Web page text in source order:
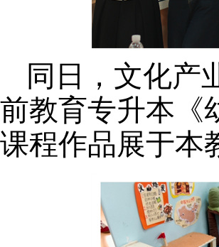
同日，文化产
前教育专升本《
课程作品展于本